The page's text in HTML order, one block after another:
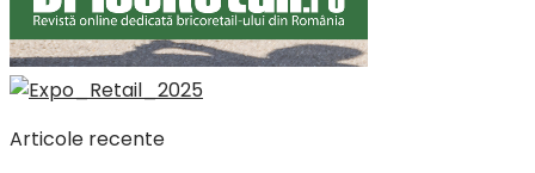
Articole recente